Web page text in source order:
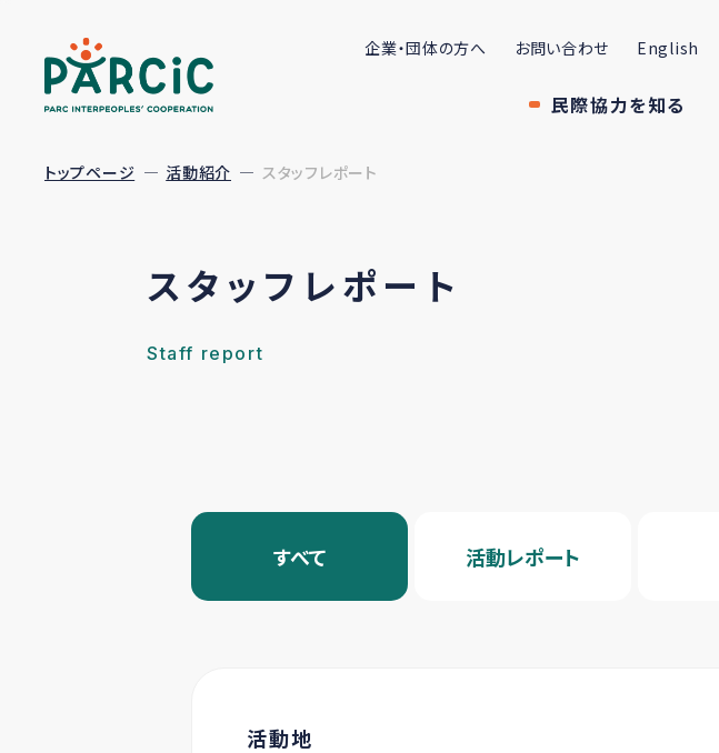
企業・団体の方へ お問い合わせ English
民際協力を知る
トップページ 活動紹介 スタッフレポート
スタッフレポート
Staff report
すべて 活動レポート
活動地